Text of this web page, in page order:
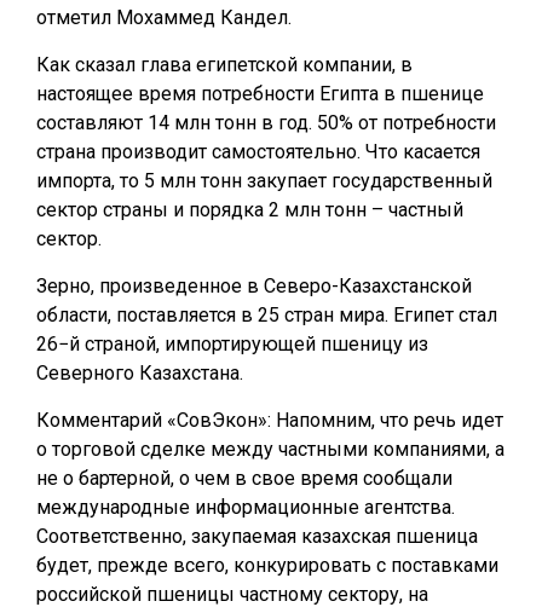
отметил Мохаммед Кандел.
Как сказал глава египетской компании, в
настоящее время потребности Египта в пшенице
составляют 14 млн тонн в год. 50% от потребности
страна производит самостоятельно. Что касается
импорта, то 5 млн тонн закупает государственный
сектор страны и порядка 2 млн тонн – частный
сектор.
Зерно, произведенное в Северо-Казахстанской
области, поставляется в 25 стран мира. Египет стал
26−й страной, импортирующей пшеницу из
Северного Казахстана.
Комментарий «СовЭкон»: Напомним, что речь идет
о торговой сделке между частными компаниями, а
не о бартерной, о чем в свое время сообщали
международные информационные агентства.
Соответственно, закупаемая казахская пшеница
будет, прежде всего, конкурировать с поставками
российской пшеницы частному сектору, на